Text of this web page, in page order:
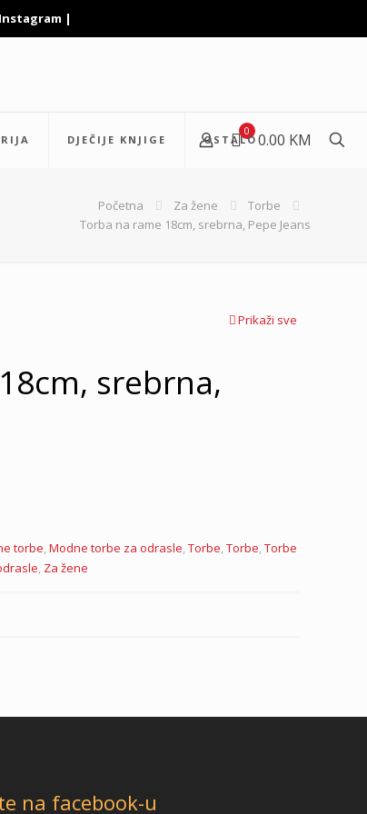
Instagram |
DJEČIJE KNJIGE OSTALO
0 0.00 KM
Početna Za žene
Torbe
Torba na rame 18cm, srebrna, Pepe Jeans
Prikaži sve
srebrna,
torbe Modne torbe za odrasle Torbe Torbe Torbe
Za žene
na facebook-u